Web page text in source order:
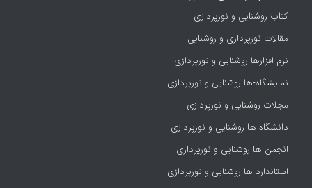
کتاب روشنایی و نورپردازی
مقالات نورپردازی و روشنایی
نرم افزارها روشنایی و نورپردازی
نمایشگاه-ها روشنایی و نورپردازی
مجلات روشنایی و نورپردازی
دانشگاه ها روشنایی و نورپردازی
انجمن ها روشنایی و نورپردازی
استاندارد ها روشنایی و نورپردازی